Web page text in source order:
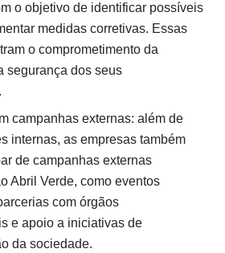
o objetivo de identificar possíveis
medidas corretivas. Essas
o comprometimento da
segurança dos seus
campanhas externas: além de
internas, as empresas também
de campanhas externas
Abril Verde, como eventos
com órgãos
e apoio a iniciativas de
da sociedade.